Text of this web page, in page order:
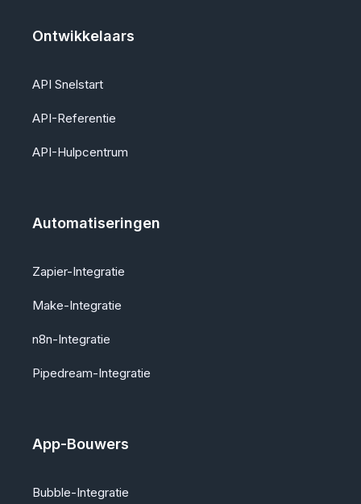
Ontwikkelaars
API Snelstart
API-Referentie
API-Hulpcentrum
Automatiseringen
Zapier-Integratie
Make-Integratie
n8n-Integratie
Pipedream-Integratie
App-Bouwers
Bubble-Integratie